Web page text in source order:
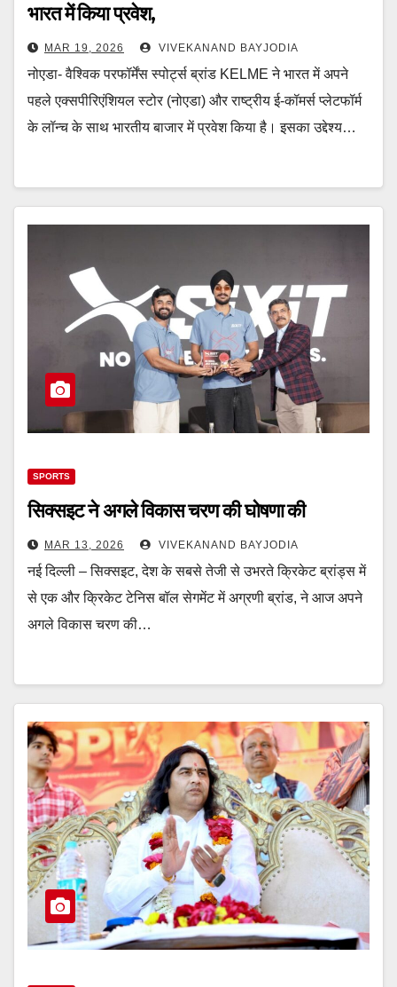
भारत में किया प्रवेश,
MAR 19, 2026 VIVEKANAND BAYJODIA
नोएडा- वैश्विक परफॉर्मेंस स्पोर्ट्स ब्रांड KELME ने भारत में अपने
पहले एक्सपीरिएंशियल स्टोर (नोएडा) और राष्ट्रीय ई-कॉमर्स प्लेटफॉर्म
के लॉन्च के साथ भारतीय बाजार में प्रवेश किया है। इसका उद्देश्य…
SPORTS
सिक्‍सइट ने अगले विकास चरण की घोषणा की
MAR 13, 2026 VIVEKANAND BAYJODIA
नई दिल्ली – सिक्‍सइट, देश के सबसे तेजी से उभरते क्रिकेट ब्रांड्स में
से एक और क्रिकेट टेनिस बॉल सेगमेंट में अग्रणी ब्रांड, ने आज अपने
अगले विकास चरण की…